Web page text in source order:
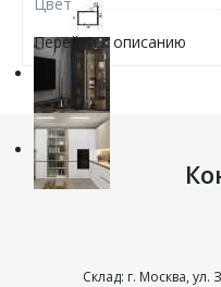
Перейти к описанию
Склад: г. Москва, ул.